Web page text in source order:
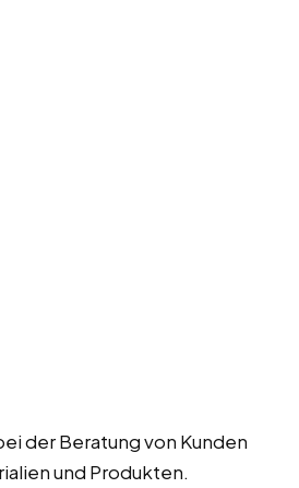
der Beratung von Kunden
und Produkten.